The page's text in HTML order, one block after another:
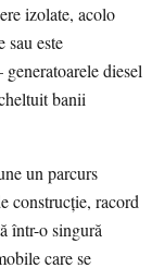
izolate, acolo
sau este
diesel
banii
un parcurs
construcție, racord
într-o singură
care se